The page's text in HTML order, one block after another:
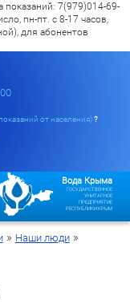
7(979)014-69-
пн-пт. с 8-17 часов,
для абонентов
от населения)?
Вода Крыма
ГОСУДАРСТВЕННОЕ
УНИТАРНОЕ
ПРЕДПРИЯТИЕ
РЕСПУБЛИКИ КРЫМ
» Наши люди»